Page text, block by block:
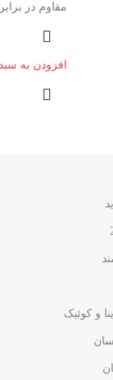
مقاوم در برابر
افزودن به
و کوئیک